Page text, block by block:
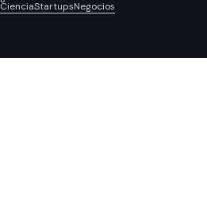
CienciaStartupsNegocios